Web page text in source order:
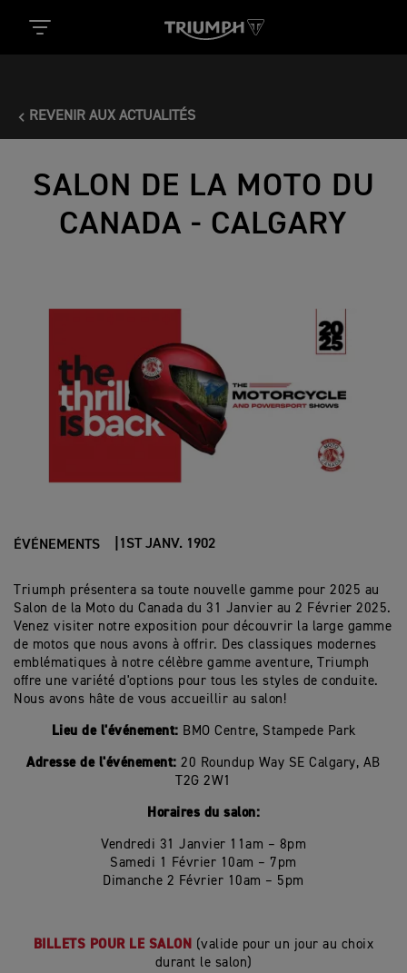
REVENIR AUX ACTUALITÉS
SALON DE LA MOTO DU
CANADA - CALGARY
ÉVÉNEMENTS 1ST JANV. 1902
Triumph présentera sa toute nouvelle gamme pour 2025 au
Salon de la Moto du Canada du 31 Janvier au 2 Février 2025.
Venez visiter notre exposition pour découvrir la large gamme
de motos que nous avons à offrir. Des classiques modernes
emblématiques à notre célèbre gamme aventure, Triumph
offre une variété d'options pour tous les styles de conduite.
Nous avons hâte de vous accueillir au salon!
Lieu de l'événement: BMO Centre, Stampede Park
Adresse de l'événement:20 Roundup Way SE Calgary, AB
T2G 2W1
Horaires du salon:
Vendredi 31 Janvier 11am – 8pm
Samedi 1 Février 10am – 7pm
Dimanche 2 Février 10am – 5pm
BILLETS POUR LE SALON (valide pour un jour au choix
durant le salon)